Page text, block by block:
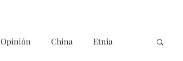
Opinión China Etnia